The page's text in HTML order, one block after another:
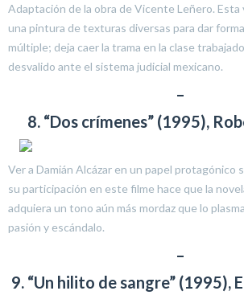
Adaptación de la obra de Vicente Leñero. Esta
una pintura de texturas diversas para dar
múltiple; deja caer la trama en la clase
desvalido ante el sistema judicial mexicano.
–
8. “Dos crímenes” (1995),
Ver a Damián Alcázar en un papel protagónico
su participación en este filme hace que la
adquiera un tono aún más mordaz que lo
pasión y escándalo.
–
9. “Un hilito de sangre” (1995),